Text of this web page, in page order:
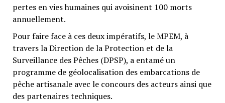
pertes en vies humaines qui avoisinent 100 morts
annuellement.
Pour faire face à ces deux impératifs, le MPEM, à
travers la Direction de la Protection et de la
Surveillance des Pêches (DPSP), a entamé un
programme de géolocalisation des embarcations de
pêche artisanale avec le concours des acteurs ainsi que
des partenaires techniques.